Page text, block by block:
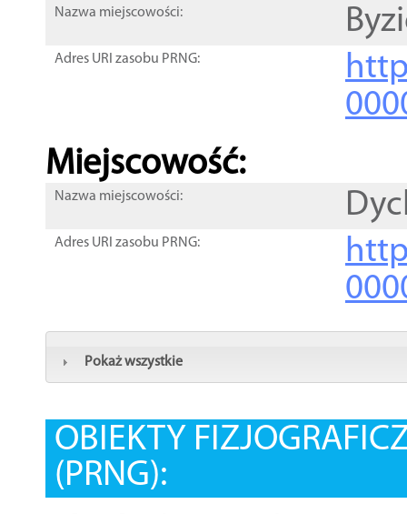
Nazwa miejscowości:
Adres URI zasobu PRNG:
Miejscowość:
Nazwa miejscowości:
Adres URI zasobu PRNG:
Pokaż wszystkie
OBIEKTY
(PRNG):